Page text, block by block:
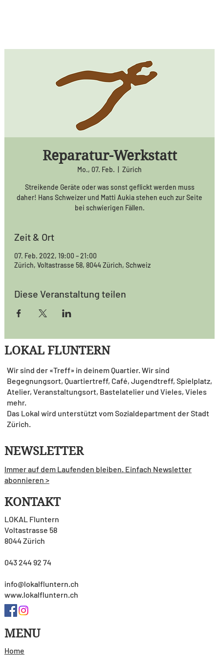
Reparatur-Werkstatt
Mo., 07. Feb. Zürich
Streikende Geräte oder was sonst geflickt werden muss
daher! Hans Schweizer und Matti Aukia stehen euch zur Seite
bei schwierigen Fällen.
Zeit & Ort
07. Feb. 2022, 19:00 – 21:00
Zürich, Voltastrasse 58, 8044 Zürich, Schweiz
Diese Veranstaltung teilen
MENU
Home
KONTAKT
LOKAL Fluntern
Voltastrasse 58
8044 Zürich
043 244 92 74
info@lokalfluntern.ch
www.lokalfluntern.ch
LOKAL FLUNTERN
Wir sind der «Treff» in deinem Quartier. Wir sind
Begegnungsort, Quartiertreff, Café, Jugendtreff, Spielplatz,
Atelier, Veranstaltungsort, Bastelatelier und Vieles, Vieles
mehr.
Das Lokal wird unterstützt vom Sozialdepartment der Stadt
Zürich.
NEWSLETTER
Immer auf dem Laufenden bleiben. Einfach Newsletter
abonnieren >